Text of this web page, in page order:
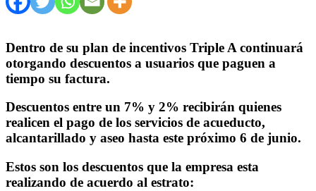
Dentro de su plan de incentivos Triple A continuará
otorgando descuentos a usuarios que paguen a
tiempo su factura.
Descuentos entre un 7% y 2% recibirán quienes
realicen el pago de los servicios de acueducto,
alcantarillado y aseo hasta este próximo 6 de junio.
Estos son los descuentos que la empresa esta
realizando de acuerdo al estrato: